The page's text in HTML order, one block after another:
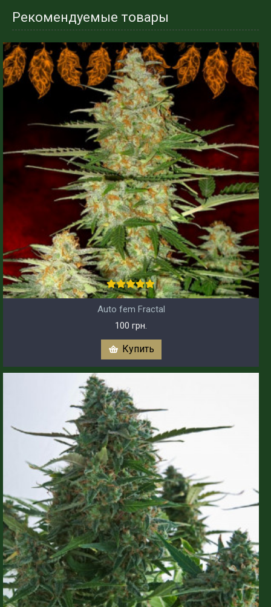
Рекомендуемые товары
Auto fem Fractal
100 грн.
Купить